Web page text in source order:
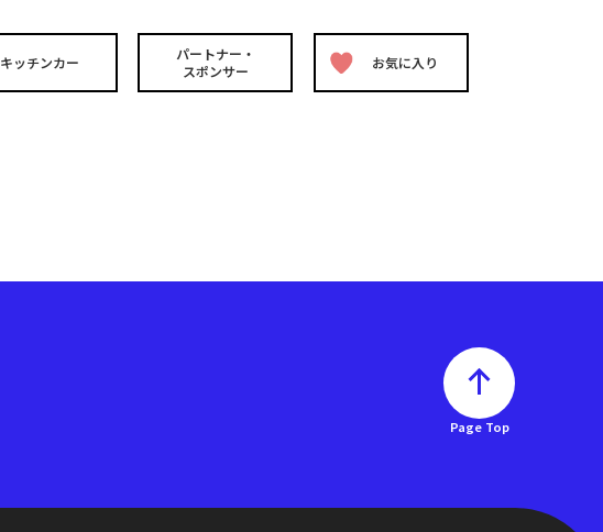
キッチンカー
パートナー・
スポンサー
お気に入り
Page Top